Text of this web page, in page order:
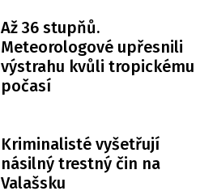
Až 36 stupňů.
Meteorologové upřesnili
výstrahu kvůli tropickému
počasí
Kriminalisté vyšetřují
násilný trestný čin na
Valašsku